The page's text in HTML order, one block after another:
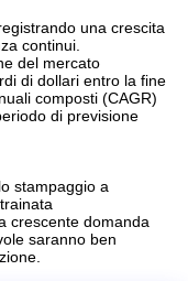
una crescita
continui.
del mercato
di dollari entro la fine
composti (CAGR)
di previsione
stampaggio a
crescente domanda
saranno ben